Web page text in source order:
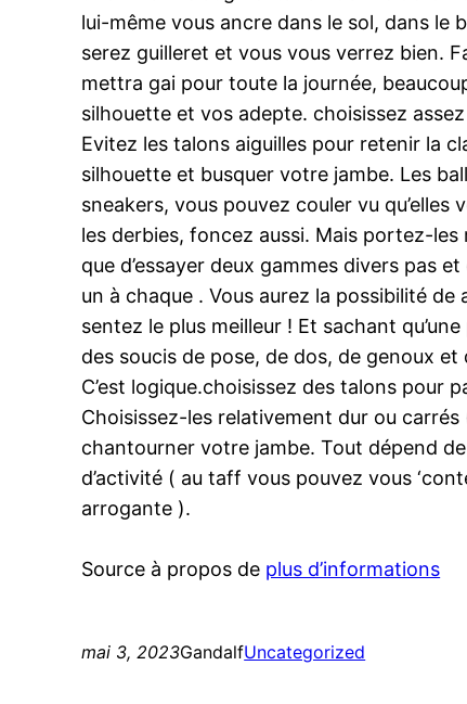
lui-même vous ancre dans le sol, dans le
serez guilleret et vous vous verrez bien.
mettra gai pour toute la journée,
silhouette et vos adepte. choisissez
Evitez les talons aiguilles pour retenir la
silhouette et busquer votre jambe. Les
sneakers, vous pouvez couler vu
les derbies, foncez aussi. Mais portez-
que d’essayer deux gammes divers pas
un à chaque . Vous aurez la possibilité
sentez le plus meilleur ! Et sachant
des soucis de pose, de dos, de genoux
C’est logique.choisissez des talons
Choisissez-les relativement dur ou
chantourner votre jambe. Tout dépend
d’activité ( au taff vous pouvez vous
arrogante ).
Source à propos de plus d’informations
mai 3, 2023GandalfUncategorized